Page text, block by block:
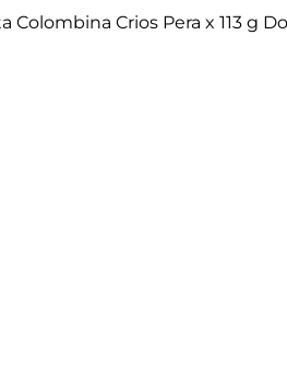
Colombina Crios Pera x 113 g